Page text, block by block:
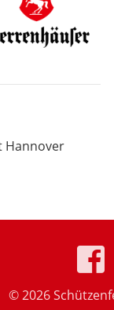
Hannover
© 2026